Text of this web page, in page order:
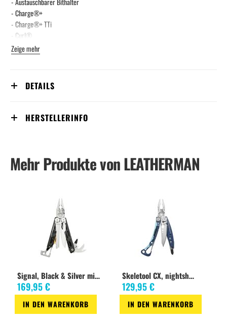
- Charge®+
- Charge®+ TTi
- Curl®
- MUT®
- Signal®
- Skeletool® CX
- Skeletool® RX
- Wave®+
Zeige mehr
DETAILS
HERSTELLERINFO
Mehr Produkte von LEATHERMAN
Signal, Black & Silver mit Nylon Holster
169,95 €
IN DEN WARENKORB
Skeletool CX, nightshade
129,95 €
IN DEN WARENKORB